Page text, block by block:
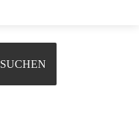
SUCHEN